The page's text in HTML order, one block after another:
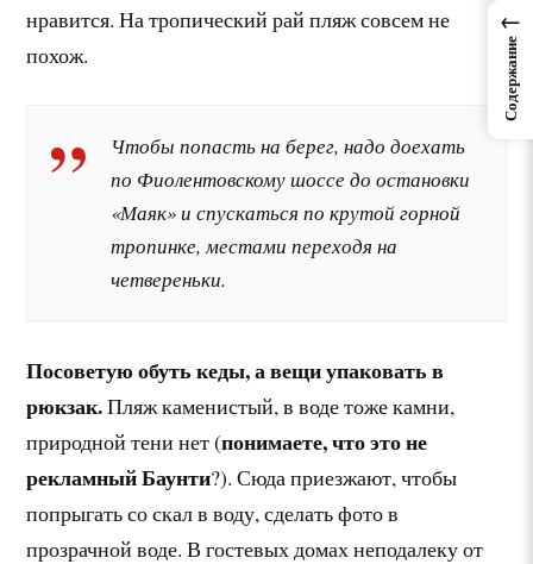
нравится. На тропический рай пляж совсем не
похож.
Чтобы попасть на берег, надо доехать
по Фиолентовскому шоссе до остановки
«Маяк» и спускаться по крутой горной
тропинке, местами переходя на
четвереньки.
Посоветую обуть кеды, а вещи упаковать в
рюкзак.Пляж каменистый, в воде тоже камни,
природной тени нет (понимаете, что это не
рекламный Баунти?). Сюда приезжают, чтобы
попрыгать со скал в воду, сделать фото в
прозрачной воде. В гостевых домах неподалеку от
←
Содержание